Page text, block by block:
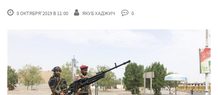
8 ОКТЯБРЯ'2019 В 11:00 ЯКУБ ХАДЖИЧ 0